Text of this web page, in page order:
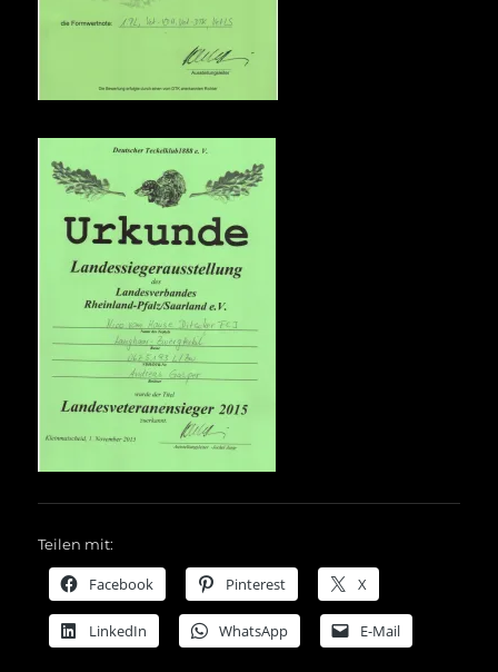
Teilen mit:
Facebook Pinterest X
LinkedIn WhatsApp E-Mail